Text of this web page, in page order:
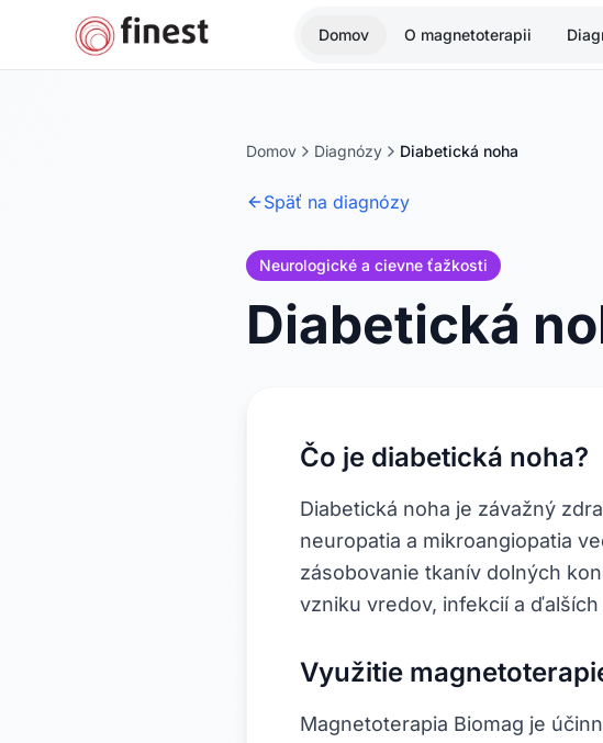
Domov O magnetoterapii
Domov Diagnózy Diabetická noha
Späť na diagnózy
Neurologické a cievne ťažkosti
Diabetická
Čo je diabetická noha?
Diabetická noha je závažný
neuropatia a mikroangiopatia
zásobovanie tkanív dolných
vzniku vredov, infekcií a
Využitie
Magnetoterapia Biomag je